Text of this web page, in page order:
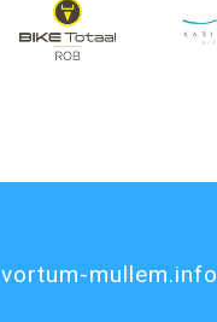
mullem.info